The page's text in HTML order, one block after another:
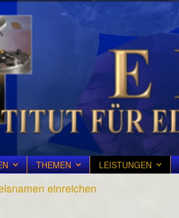
THEMEN LEISTUNGEN
einreichen